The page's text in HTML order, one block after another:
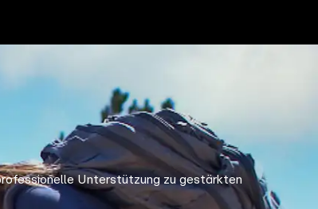
Unterstützung zu gestärkten